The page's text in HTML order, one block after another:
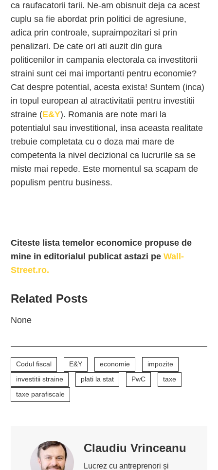
ca raufacatorii tarii. Ne-am obisnuit deja ca acest
cuplu sa fie abordat prin politici de agresiune,
adica prin controale, supraimpozitari si prin
penalizari. De cate ori ati auzit din gura
politicenilor in campania electorala ca investitorii
straini sunt cei mai importanti pentru economie?
Cat despre potential, acesta exista! Suntem (inca)
in topul european al atractivitatii pentru investitii
straine (E&Y). Romania are note mari la
potentialul sau investitional, insa aceasta realitate
trebuie completata cu o doza mai mare de
competenta la nivel decizional ca lucrurile sa se
miste mai repede. Este momentul sa scapam de
populism pentru business.
Citeste lista temelor economice propuse de
mine in editorialul publicat astazi peWall-
Street.ro.
Related Posts
None
Codul fiscal E&Y economie
impozite
investitii straine
plati la stat PwC
taxe
taxe parafiscale
Claudiu Vrinceanu
Lucrez cu antreprenori și